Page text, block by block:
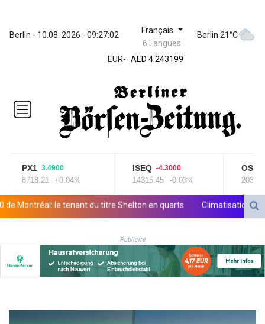
Berlin - 10.08. 2026 - 09:27:03 Français
6 Langues
Berlin 21°C
EUR-
ZWL
372.037716
AED 4.243199
AFN 76.816385
ALL 93.186779
AMD
421.940448
AOA
ARS
1731.96426
AWG 2.081161
BBD 2.320873
142.639766
BHD 0.434545
PX1 3.4900
8718.21 +0.04%
ISEQ -4.3000
14315.45 -0.03%
OSEBX
2030.05
le tenant du titre Shelton en quarts Climatisation, volets,
Publicité